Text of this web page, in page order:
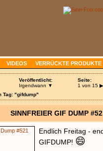
VIDEOS VERRÜCKTE PRODUKTE
Veröffentlicht:
Irgendwann ▼
Seite:
1 von 15 ▶
Tag: "gifdump"
SINNFREIER GIF DUMP
Endlich Freitag -
GIFDUMP! 😄